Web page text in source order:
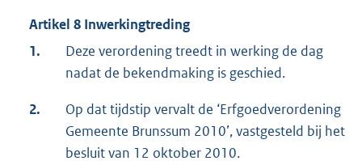
Artikel 8 Inwerkingtreding
1.
Deze verordening treedt in werking de dag
nadat de bekendmaking is geschied.
2.
Op dat tijdstip vervalt de ‘Erfgoedverordening
Gemeente Brunssum 2010’, vastgesteld bij het
besluit van 12 oktober 2010.